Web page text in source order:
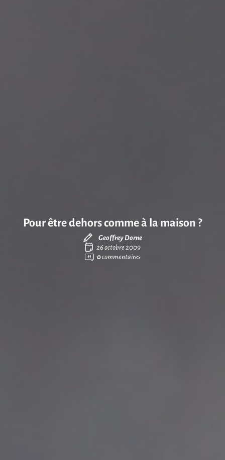
Pour être dehors comme à la maison ?
Geoffrey Dorne
26 octobre 2009
0commentaires